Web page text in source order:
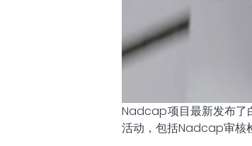
Nadcap项目最新发布了
活动，包括Nadcap审核